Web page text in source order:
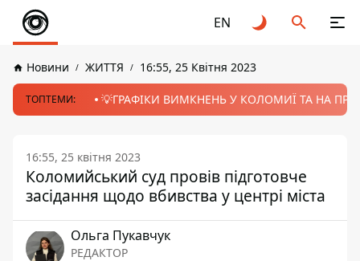
EN
Новини ЖИТТЯ 16:55, 25 Квітня 2023
ТОПТЕМИ: 💡ГРАФІКИ ВИМКНЕНЬ У КОЛОМИЇ ТА НА
16:55, 25 квітня 2023
Коломийський суд провів підготовче
засідання щодо вбивства у центрі міста
Ольга Пукавчук
РЕДАКТОР